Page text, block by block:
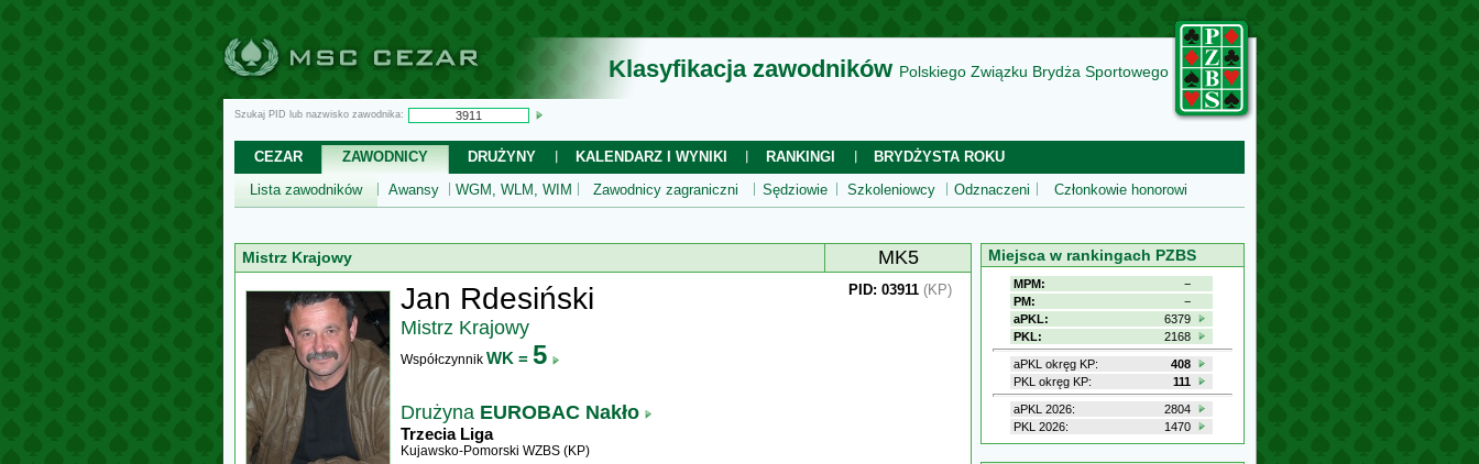
Klasyfikacja zawodników Polskiego Związku Brydża Sportowego
Szukaj PID lub nazwisko zawodnika:
CEZAR ZAWODNICY DRUŻYNY KALENDARZ I WYNIKI RANKINGI
BRYDŻYSTA ROKU
Lista zawodników
Awansy WGM, WLM, WIM Zawodnicy zagraniczni Sędziowie Szkoleniowcy Odznaczeni Członkowie honorowi
Mistrz Krajowy MK5
Jan Rdesiński
Mistrz Krajowy
Współczynnik WK = 5
Drużyna EUROBAC Nakło
Trzecia Liga
Kujawsko-Pomorski WZBS (KP)
PID: 03911 (KP)
Miejsca w rankingach PZBS
MPM:
−
PM:
−
aPKL:
6379
PKL:
2168
aPKL okręg KP:
408
PKL okręg KP:
111
aPKL 2026:
2804
PKL 2026:
1470